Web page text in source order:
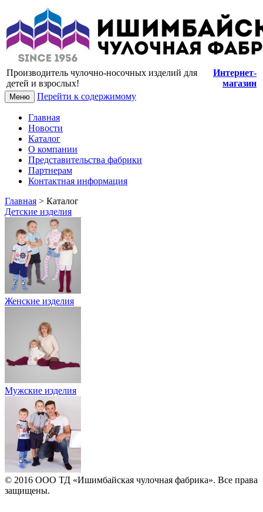
Купить носки и колготки оптом от
производителя
Производитель чулочно-носочных изделий для
детей и взрослых!
Интернет-
магазин
Меню Перейти к содержимому
Главная
Новости
Каталог
О компании
Представительства фабрики
Партнерам
Контактная информация
Главная > Каталог
Детские изделия
Женские изделия
Мужские изделия
© 2016 ООО ТД «Ишимбайская чулочная фабрика». Все права
защищены.